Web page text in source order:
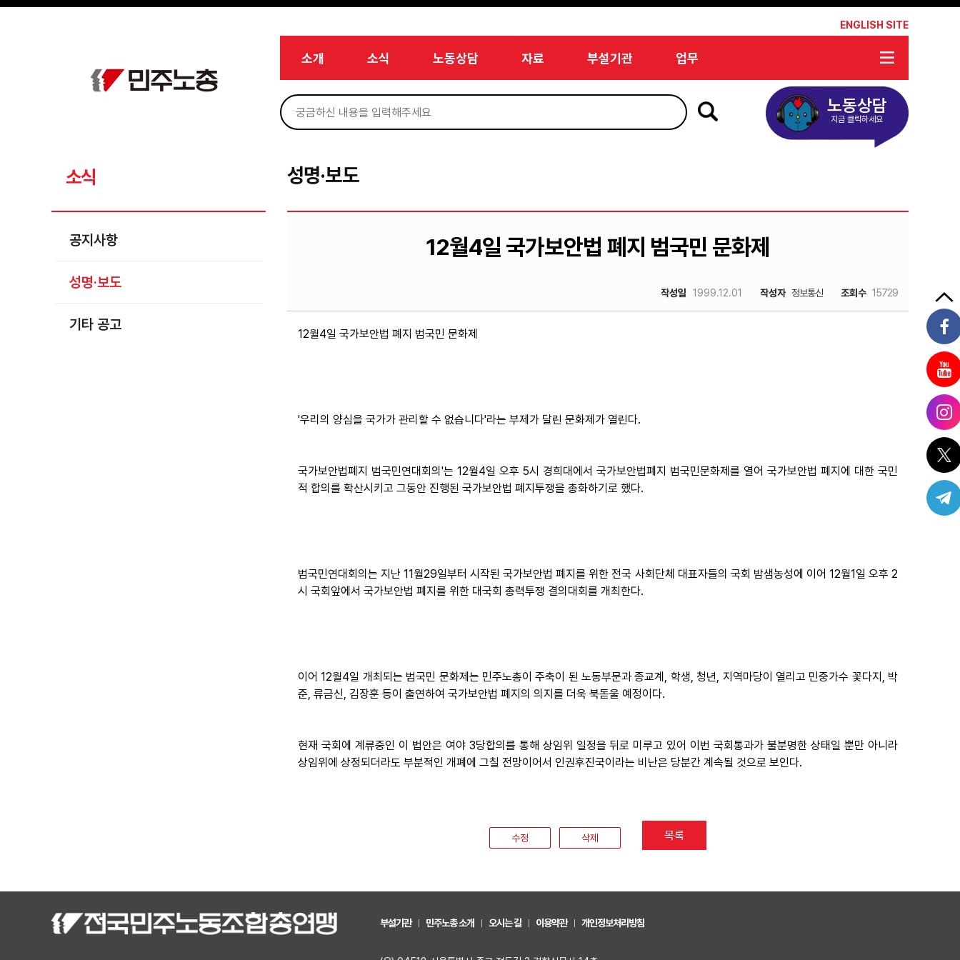
메뉴 건너뛰기
ENGLISH SITE
소개 소식 노동상담 자료 부설기관 업무
노동상담
지금 클릭하세요
소식
공지사항
성명·보도
기타 공고
성명·보도
12월4일 국가보안법 폐지 범국민 문화제
작성일 1999.12.01 작성자 정보통신 조회수 15729
12월4일 국가보안법 폐지 범국민 문화제
'우리의 양심을 국가가 관리할 수 없습니다'라는 부제가 달린 문화제가 열린다.
국가보안법폐지 범국민연대회의'는 12월4일 오후 5시 경희대에서 국가보안법폐지 범국민문화제를 열어 국가보안법 폐지에 대한 국민
적 합의를 확산시키고 그동안 진행된 국가보안법 폐지투쟁을 총화하기로 했다.
범국민연대회의는 지난 11월29일부터 시작된 국가보안법 폐지를 위한 전국 사회단체 대표자들의 국회 밤샘농성에 이어 12월1일 오후 2
시 국회앞에서 국가보안법 폐지를 위한 대국회 총력투쟁 결의대회를 개최한다.
이어 12월4일 개최되는 범국민 문화제는 민주노총이 주축이 된 노동부문과 종교계, 학생, 청년, 지역마당이 열리고 민중가수 꽃다지, 박
준, 류금신, 김장훈 등이 출연하여 국가보안법 폐지의 의지를 더욱 북돋울 예정이다.
현재 국회에 계류중인 이 법안은 여야 3당합의를 통해 상임위 일정을 뒤로 미루고 있어 이번 국회통과가 불분명한 상태일 뿐만 아니라
상임위에 상정되더라도 부분적인 개폐에 그칠 전망이어서 인권후진국이라는 비난은 당분간 계속될 것으로 보인다.
수정 삭제 목록
부설기관 민주노총 소개 오시는 길 이용약관 개인정보처리방침
Sketchbook5, 스케치북5
Sketchbook5, 스케치북5